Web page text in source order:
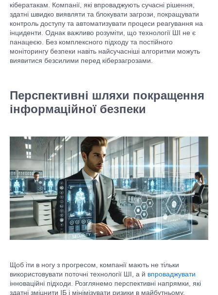
кібератакам. Компанії, які впроваджують сучасні рішення,
здатні швидко виявляти та блокувати загрози, покращувати
контроль доступу та автоматизувати процеси реагування на
інциденти. Однак важливо розуміти, що технології ШІ не є
панацеєю. Без комплексного підходу та постійного
моніторингу безпеки навіть найсучасніші алгоритми можуть
виявитися безсилими перед кіберзагрозами.
Перспективні шляхи покращення
інформаційної безпеки
Щоб іти в ногу з прогресом, компанії мають не тільки
використовувати поточні технології ШІ, а й впроваджувати
інноваційні підходи. Розглянемо перспективні напрямки, які
здатні зміцнити ІБ і мінімізувати ризики в майбутньому.